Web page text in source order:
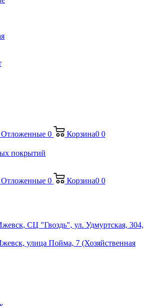
Отложенные 0 Корзина0 0
Отложенные 0 Корзина0 0
СЦ "Гвоздь", ул. Удмуртская, 304,
улица Пойма, 7 (Хозяйственная